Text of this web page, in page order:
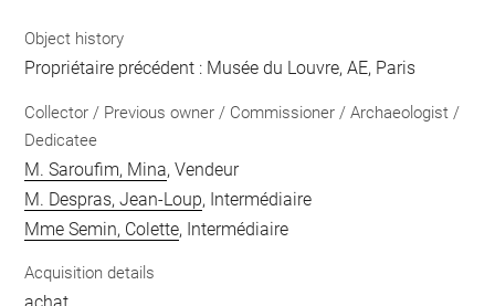
Object history
Propriétaire précédent : Musée du Louvre, AE, Paris
Collector / Previous owner / Commissioner / Archaeologist /
Dedicatee
M. Saroufim, Mina, Vendeur
M. Despras, Jean-Loup, Intermédiaire
Mme Semin, Colette, Intermédiaire
Acquisition details